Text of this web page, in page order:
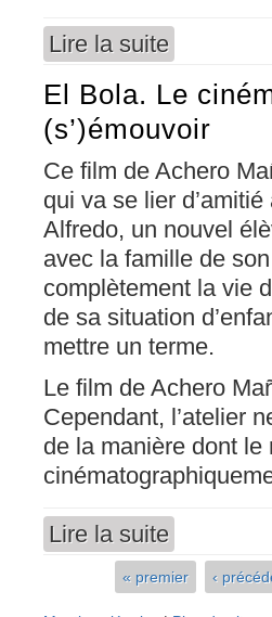
Lire la suite
El Bola. Le
(s’)émouvoir
Ce film de Achero
qui va se lier d’amitié
Alfredo, un nouvel
avec la famille de
complètement la vie
de sa situation
mettre un terme.
Le film de Achero
Cependant, l’atelier
de la manière dont
Lire la suite
« premier ‹